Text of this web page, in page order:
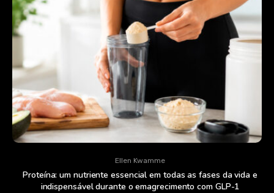
Ellen Kwamme
Proteína: um nutriente essencial em todas as fases da vida e
indispensável durante o emagrecimento com GLP-1